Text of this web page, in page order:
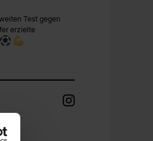
Test gegen
erzielte